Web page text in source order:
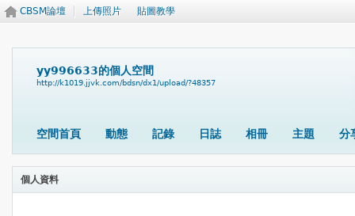
CBSM論壇 上傳照片 貼圖教學
yy996633的個人空間
http://k1019.jjvk.com/bdsn/dx1/upload/?48357
空間首頁 動態 記錄 日誌 相冊 主題 分
個人資料